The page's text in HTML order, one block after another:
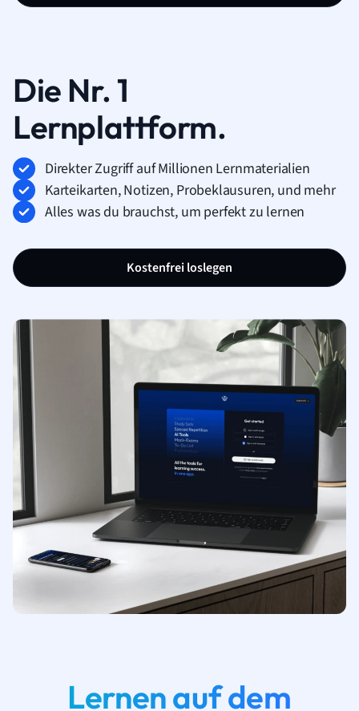
Die Nr. 1
Lernplattform.
Direkter Zugriff auf Millionen Lernmaterialien
Karteikarten, Notizen, Probeklausuren, und mehr
Alles was du brauchst, um perfekt zu lernen
Kostenfrei loslegen
Lernen auf dem